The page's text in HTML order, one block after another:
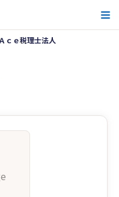
Ａｃｅ税理士法人